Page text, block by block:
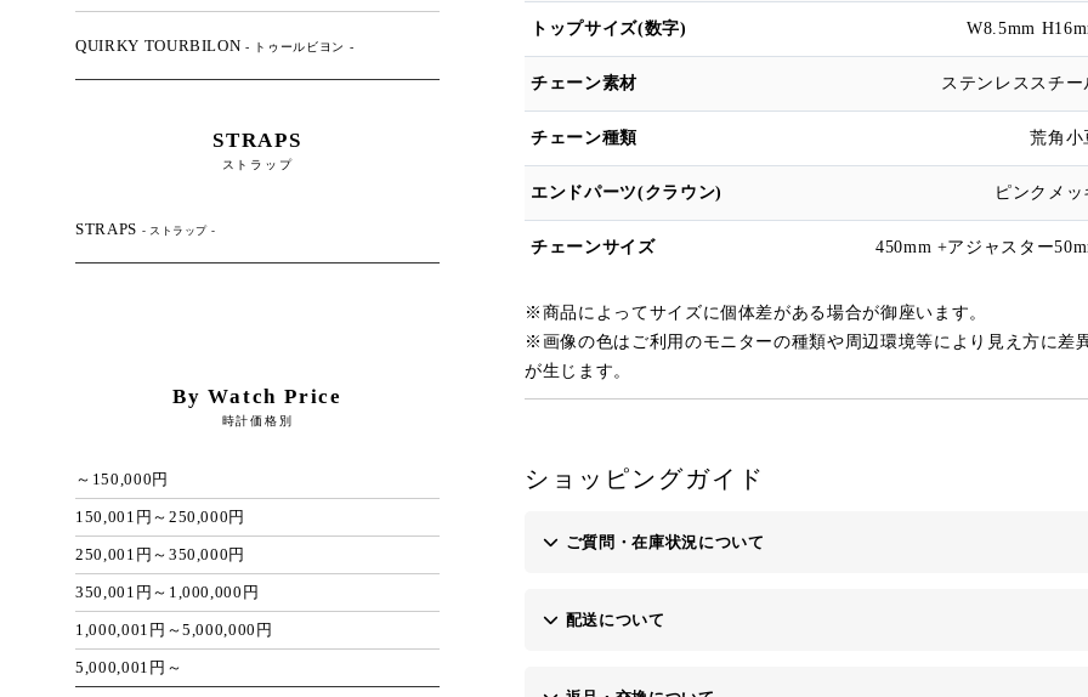
W8.5mm
ステンレススチー
荒角小
ピンクメッ
450mm +アジャスター
※商品によってサイズに個体差がある場合が御座います。
※画像の色はご利用のモニターの種類や周辺環境等により見え方に差
が生じます。
ショッピングガイド
ご質問・在庫状況について
お問い合わせフォーム
配送について
QUIRKY TOURBILON- トゥールビヨン -
STRAPS
ストラップ
STRAPS - ストラップ -
By Watch Price
時計価格別
～150,000円
150,001円～250,000円
250,001円～350,000円
350,001円～1,000,000円
1,000,001円～5,000,000円
5,000,001円～